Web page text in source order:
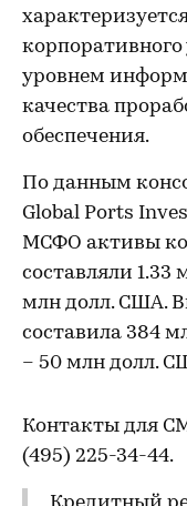
уровнем
качества
обеспечения.
По данным
Global Ports
МСФО активы
составляли 1.33
млн долл. США.
составила 384
– 50 млн долл.
Контакты для
(495) 225-34-44.